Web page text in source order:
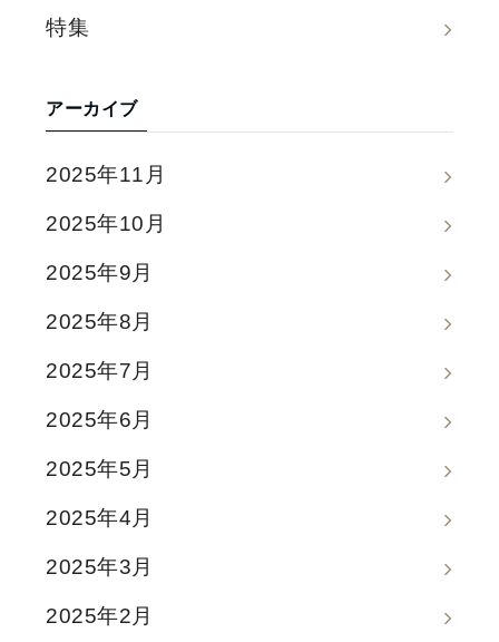
特集
アーカイブ
2025年11月
2025年10月
2025年9月
2025年8月
2025年7月
2025年6月
2025年5月
2025年4月
2025年3月
2025年2月